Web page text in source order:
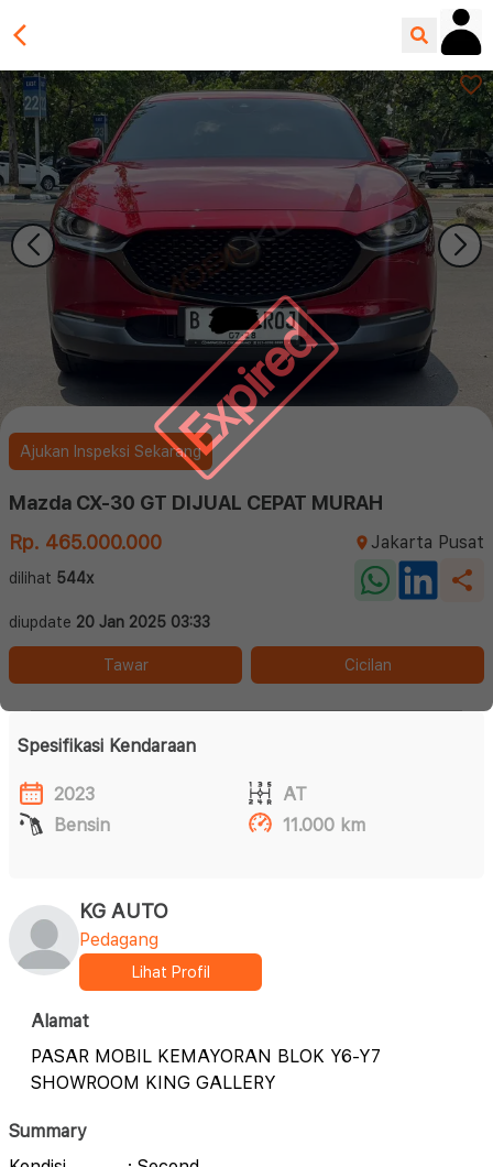
Expired
Ajukan Inspeksi Sekarang
Mazda CX-30 GT DIJUAL CEPAT MURAH
Rp. 465.000.000
Jakarta Pusat
dilihat 544x
diupdate 20 Jan 2025 03:33
Tawar Cicilan
Spesifikasi Kendaraan
2023
AT
Bensin
11.000 km
KG AUTO
Pedagang
Lihat Profil
Alamat
PASAR MOBIL KEMAYORAN BLOK Y6-Y7
SHOWROOM KING GALLERY
Summary